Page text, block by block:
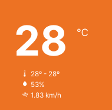
28 ℃
28º - 28º
53%
1.83 km/h